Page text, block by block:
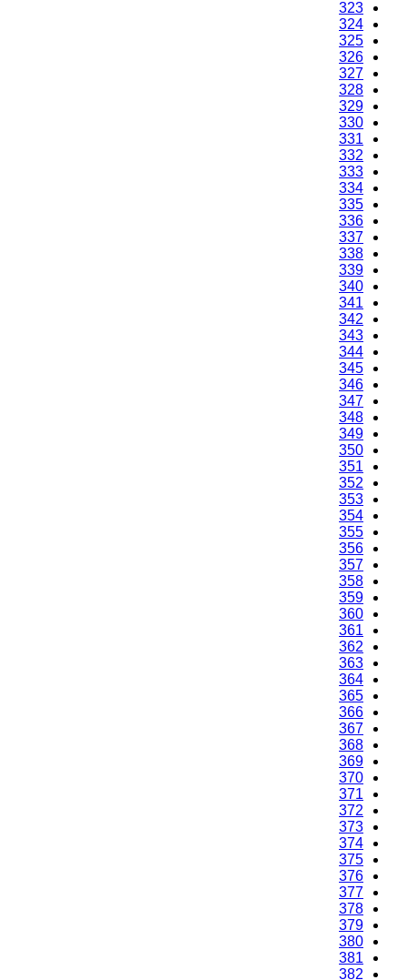
321
322
323
324
325
326
327
328
329
330
331
332
333
334
335
336
337
338
339
340
341
342
343
344
345
346
347
348
349
350
351
352
353
354
355
356
357
358
359
360
361
362
363
364
365
366
367
368
369
370
371
372
373
374
375
376
377
378
379
380